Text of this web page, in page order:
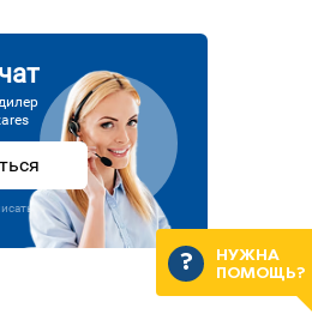
или
НУЖНА
ПОМОЩЬ?